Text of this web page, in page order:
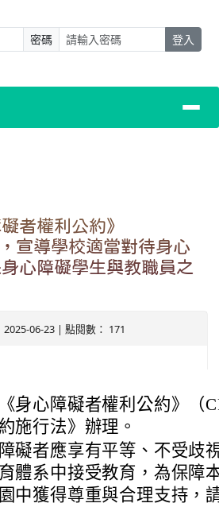
密碼 登入
者權利公約》
宣導學校適當對待身心
心障礙學生與教職員之
2025-06-23 | 點閱數： 171
身心障礙者權利公約》（
施行法》辦理。
礙者應享有平等、不受歧
體系中接受教育，為保障
中獲得尊重與合理支持，